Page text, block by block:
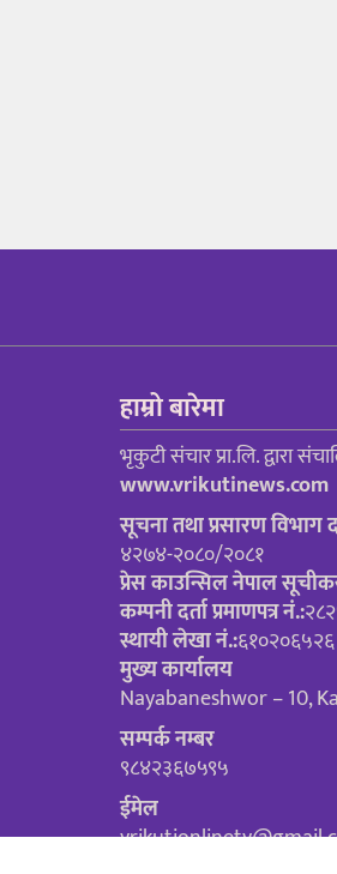
हाम्रो बारेमा
भृकुटी संचार प्रा.लि. द्वारा
www.vrikutinews.com
सूचना तथा प्रसारण विभाग
४२७४-२०८०/२०८१
प्रेस काउन्सिल नेपाल
कम्पनी दर्ता प्रमाणपत्र नं.:
स्थायी लेखा नं.:६१०२०६५२६
मुख्य कार्यालय
Nayabaneshwor – 10,
सम्पर्क नम्बर
९८४२३६७५९५
ईमेल